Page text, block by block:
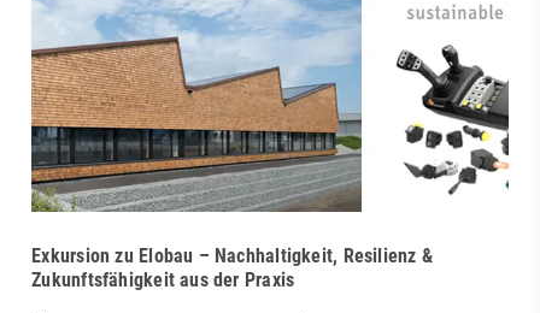
Exkursion zu Elobau – Nachhaltigkeit, Resilienz &
Zukunftsfähigkeit aus der Praxis